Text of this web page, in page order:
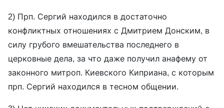
2) Прп. Сергий находился в достаточно
конфликтных отношениях с Дмитрием Донским, в
силу грубого вмешательства последнего в
церковные дела, за что даже получил анафему от
законного митроп. Киевского Киприана, с которым
прп. Сергий находился в тесном общении.